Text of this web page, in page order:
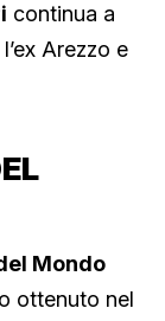
continua a
Arezzo e
Mondo
ottenuto nel